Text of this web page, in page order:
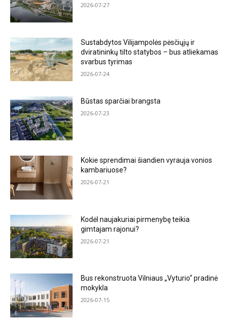
2026-07-27
Sustabdytos Vilijampolės pėsčiųjų ir
dviratininkų tilto statybos – bus atliekamas
svarbus tyrimas
2026-07-24
Būstas sparčiai brangsta
2026-07-23
Kokie sprendimai šiandien vyrauja vonios
kambariuose?
2026-07-21
Kodėl naujakuriai pirmenybę teikia
gimtajam rajonui?
2026-07-21
Bus rekonstruota Vilniaus „Vyturio“ pradinė
mokykla
2026-07-15